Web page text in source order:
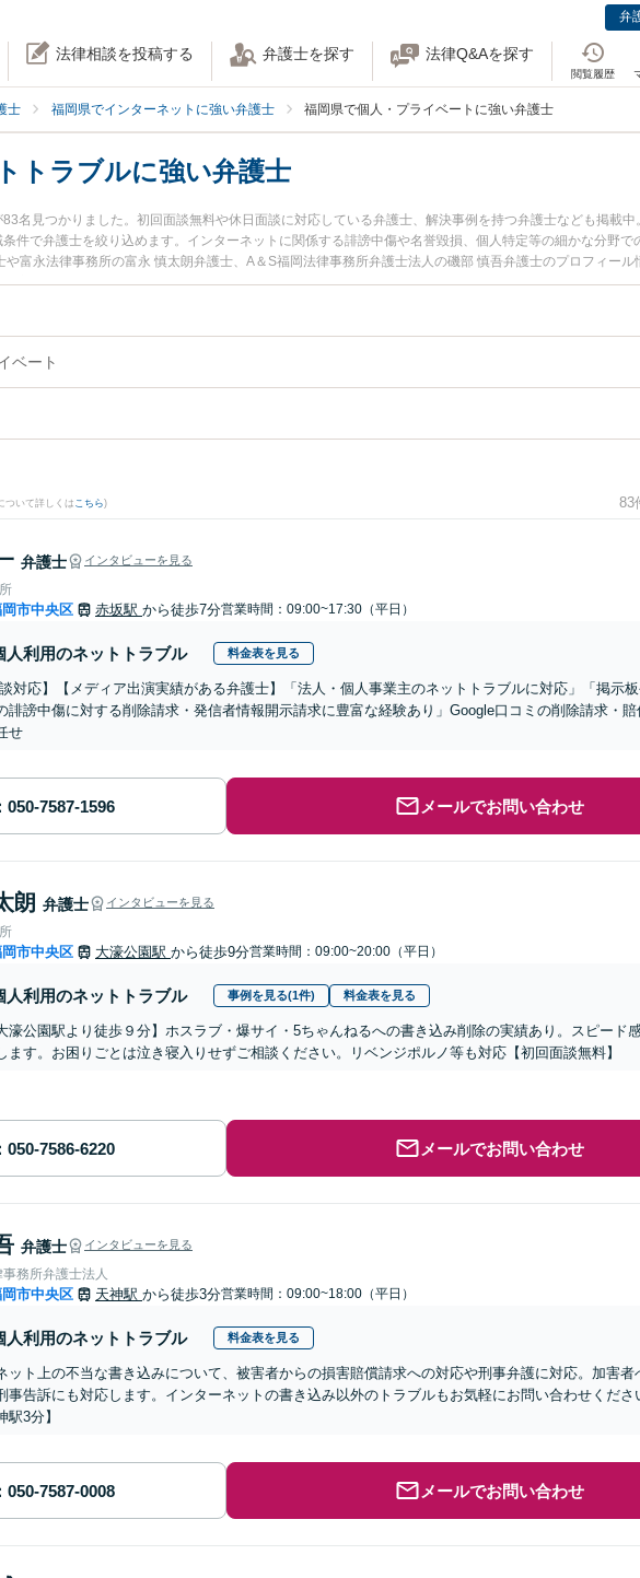
弁
法律相談を投稿する 弁護士を探す 法律Q&Aを探す
閲覧履歴
士 福岡県でインターネットに強い弁護士 福岡県で個人・プライベートに強い弁護士
トラブルに強い弁護士
名見つかりました。初回面談無料や休日面談に対応している弁護士、解決事例を持つ弁護士なども掲載中
件で弁護士を絞り込めます。インターネットに関係する誹謗中傷や名誉毀損、個人特定等の細かな分野で
富永法律事務所の富永 慎太朗弁護士、A＆S福岡法律事務所弁護士法人の磯部 慎吾弁護士のプロフィール
夜間に発生した個人利用のネットトラブルのトラブルを今すぐに弁護士に相談したい』『個人利用のネッ
回相談無料で個人利用のネットトラブルを法律相談できる福岡県内の弁護士に相談予約したい』などでお
ベート
ついて詳しくはこちら) 83
弁護士 インタビューを見る
市中央区 赤坂駅 から徒歩7分営業時間：09:00~17:30（平日）
人利用のネットトラブル 料金表を見る
談対応】【メディア出演実績がある弁護士】「法人・個人事業主のネットトラブルに対応」「掲示板
誹謗中傷に対する削除請求・発信者情報開示請求に豊富な経験あり」Google口コミの削除請求・
せ
メールでお問い合わせ
朗 弁護士 インタビューを見る
市中央区 大濠公園駅 から徒歩9分営業時間：09:00~20:00（平日）
人利用のネットトラブル 事例を見る(1件) 料金表を見る
濠公園駅より徒歩９分】ホスラブ・爆サイ・5ちゃんねるへの書き込み削除の実績あり。スピード
ます。お困りごとは泣き寝入りせずご相談ください。リベンジポルノ等も対応【初回面談無料】
メールでお問い合わせ
弁護士 インタビューを見る
務所弁護士法人
市中央区 天神駅 から徒歩3分営業時間：09:00~18:00（平日）
人利用のネットトラブル 料金表を見る
ット上の不当な書き込みについて、被害者からの損害賠償請求への対応や刑事弁護に対応。加害者
事告訴にも対応します。インターネットの書き込み以外のトラブルもお気軽にお問い合わせくださ
駅3分】
メールでお問い合わせ